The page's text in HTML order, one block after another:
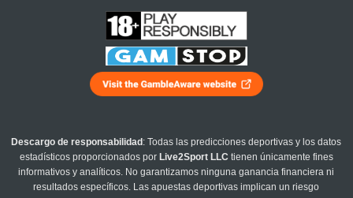
Descargo de responsabilidad : Todas las predicciones deportivas y los datos
estadísticos proporcionados por Live2Sport LLC tienen únicamente fines
informativos y analíticos. No garantizamos ninguna ganancia financiera ni
resultados específicos. Las apuestas deportivas implican un riesgo